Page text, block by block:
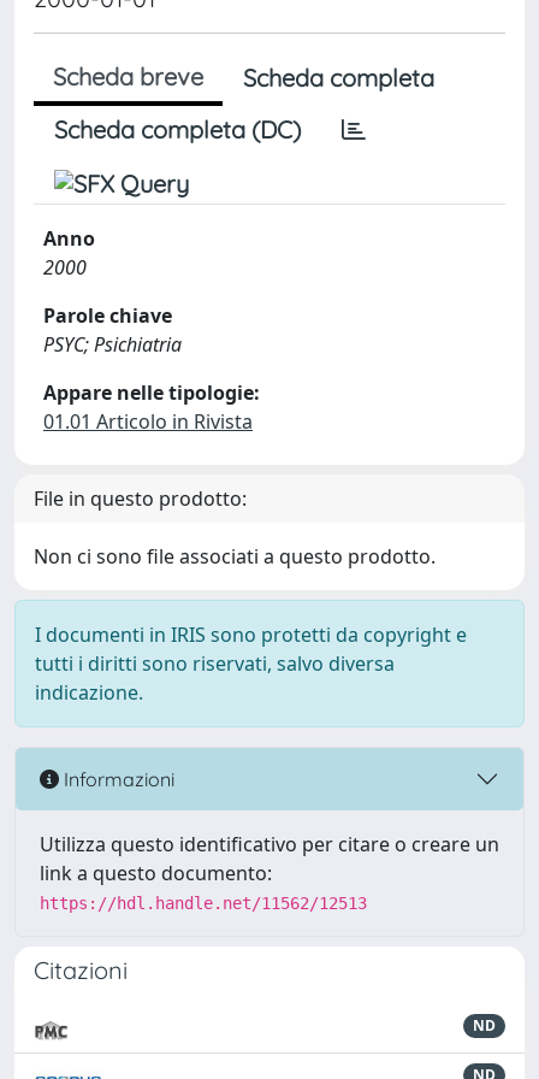
Scheda breve
Scheda completa
Scheda completa (DC)
Anno
2000
Parole chiave
PSYC; Psichiatria
Appare nelle tipologie:
01.01 Articolo in Rivista
File in questo prodotto:
Non ci sono file associati a questo prodotto.
I documenti in IRIS sono protetti da copyright e
tutti i diritti sono riservati, salvo diversa
indicazione.
Informazioni
Utilizza questo identificativo per citare o creare un
link a questo documento:
https://hdl.handle.net/11562/12513
Citazioni
ND